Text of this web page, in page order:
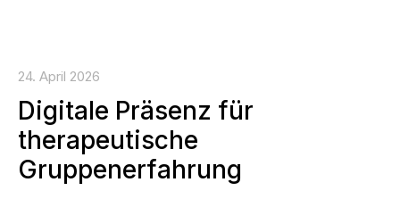
24. April 2026
Digitale Präsenz für
therapeutische
Gruppenerfahrung